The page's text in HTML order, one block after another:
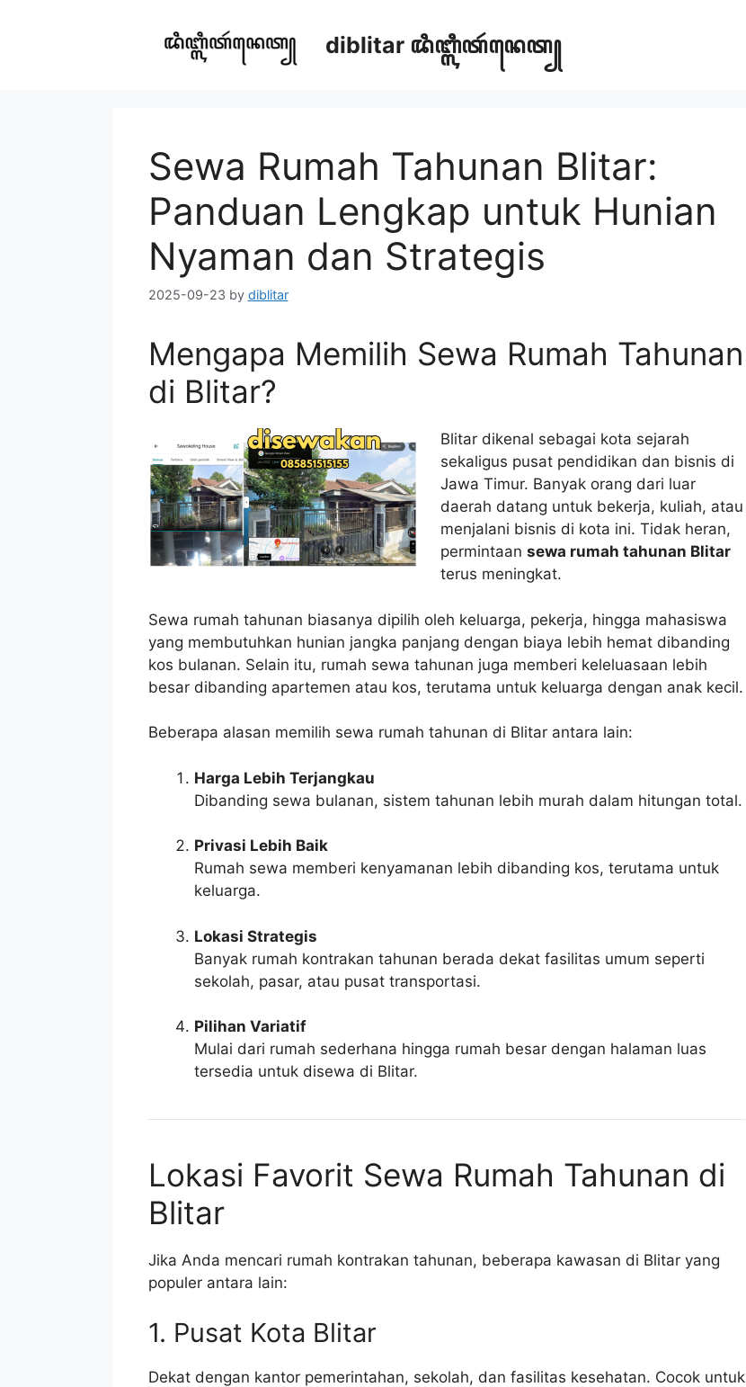
diblitar ꦢꦶꦧ꧀ꦭꦶꦠꦂꦤꦺꦠ꧀
Sewa Rumah Tahunan Blitar:
Panduan Lengkap untuk Hunian
Nyaman dan Strategis
2025-09-23 by diblitar
Mengapa Memilih Sewa Rumah Tahunan
di Blitar?
Blitar dikenal sebagai kota sejarah
sekaligus pusat pendidikan dan bisnis di
Jawa Timur. Banyak orang dari luar
daerah datang untuk bekerja, kuliah, atau
menjalani bisnis di kota ini. Tidak heran,
permintaan sewa rumah tahunan Blitar
terus meningkat.
Sewa rumah tahunan biasanya dipilih oleh keluarga, pekerja, hingga mahasiswa
yang membutuhkan hunian jangka panjang dengan biaya lebih hemat dibanding
kos bulanan. Selain itu, rumah sewa tahunan juga memberi keleluasaan lebih
besar dibanding apartemen atau kos, terutama untuk keluarga dengan anak kecil.
Beberapa alasan memilih sewa rumah tahunan di Blitar antara lain:
Harga Lebih Terjangkau
Dibanding sewa bulanan, sistem tahunan lebih murah dalam hitungan total.
Privasi Lebih Baik
Rumah sewa memberi kenyamanan lebih dibanding kos, terutama untuk
keluarga.
Lokasi Strategis
Banyak rumah kontrakan tahunan berada dekat fasilitas umum seperti
sekolah, pasar, atau pusat transportasi.
Pilihan Variatif
Mulai dari rumah sederhana hingga rumah besar dengan halaman luas
tersedia untuk disewa di Blitar.
Lokasi Favorit Sewa Rumah Tahunan di
Blitar
Jika Anda mencari rumah kontrakan tahunan, beberapa kawasan di Blitar yang
populer antara lain:
1. Pusat Kota Blitar
Dekat dengan kantor pemerintahan, sekolah, dan fasilitas kesehatan. Cocok untuk